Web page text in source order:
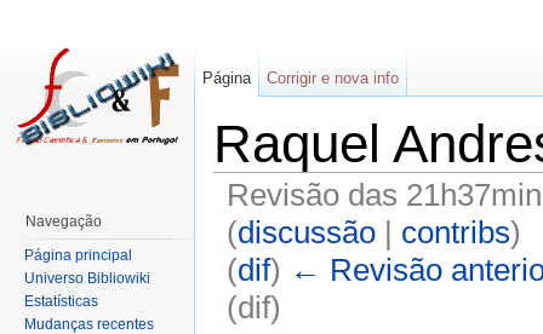
Raquel
Revisão das
(discussão| contribs)
(dif) ← Revisão
(dif)
Página Corrigir e nova info
Navegação
Página principal
Universo Bibliowiki
Estatísticas
Mudanças recentes